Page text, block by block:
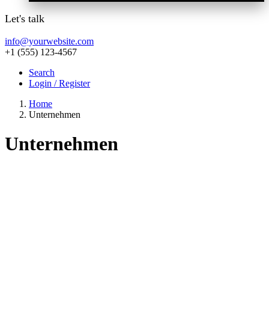
Let's talk
info@yourwebsite.com
+1 (555) 123-4567
Search
Login / Register
Home
Unternehmen
Unternehmen